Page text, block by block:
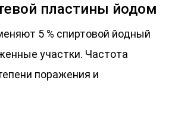
пластины йодом
5 % спиртовой йодный
участки. Частота
поражения и